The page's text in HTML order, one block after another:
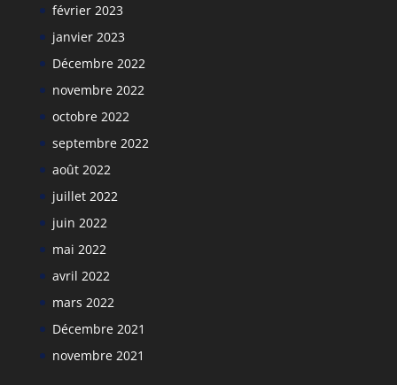
février 2023
janvier 2023
Décembre 2022
novembre 2022
octobre 2022
septembre 2022
août 2022
juillet 2022
juin 2022
mai 2022
avril 2022
mars 2022
Décembre 2021
novembre 2021